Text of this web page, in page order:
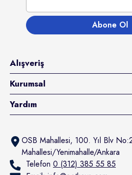
Abone Ol
Alışveriş
Kurumsal
Yardım
OSB Mahallesi, 100. Yıl Blv
Mahallesi/Yenimahalle/Ankara
Telefon 0 (312) 385 55 85